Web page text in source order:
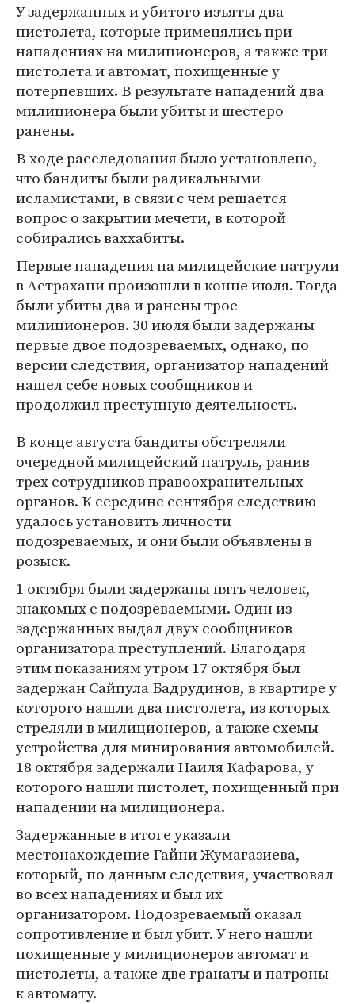
У задержанных и убитого изъяты два
пистолета, которые применялись при
нападениях на милиционеров, а также три
пистолета и автомат, похищенные у
потерпевших. В результате нападений два
милиционера были убиты и шестеро
ранены.
В ходе расследования было установлено,
что бандиты были радикальными
исламистами, в связи с чем решается
вопрос о закрытии мечети, в которой
собирались ваххабиты.
Первые нападения на милицейские патрули
в Астрахани произошли в конце июля. Тогда
были убиты два и ранены трое
милиционеров. 30 июля были задержаны
первые двое подозреваемых, однако, по
версии следствия, организатор нападений
нашел себе новых сообщников и
продолжил преступную деятельность.
В конце августа бандиты обстреляли
очередной милицейский патруль, ранив
трех сотрудников правоохранительных
органов. К середине сентября следствию
удалось установить личности
подозреваемых, и они были объявлены в
розыск.
1 октября были задержаны пять человек,
знакомых с подозреваемыми. Один из
задержанных выдал двух сообщников
организатора преступлений. Благодаря
этим показаниям утром 17 октября был
задержан Сайпула Бадрудинов, в квартире у
которого нашли два пистолета, из которых
стреляли в милиционеров, а также схемы
устройства для минирования автомобилей.
18 октября задержали Наиля Кафарова, у
которого нашли пистолет, похищенный при
нападении на милиционера.
Задержанные в итоге указали
местонахождение Гайни Жумагазиева,
который, по данным следствия, участвовал
во всех нападениях и был их
организатором. Подозреваемый оказал
сопротивление и был убит. У него нашли
похищенные у милиционеров автомат и
пистолеты, а также две гранаты и патроны
к автомату.